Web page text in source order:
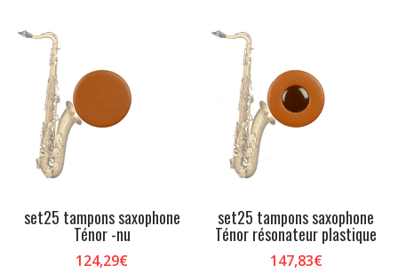
set25 tampons saxophone
Ténor -nu
124,29€
set25 tampons saxophone
Ténor résonateur plastique
147,83€